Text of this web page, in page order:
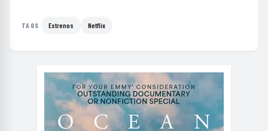
TAGS Estrenos Netflix